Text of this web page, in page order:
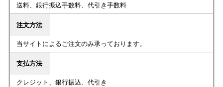
送料、銀行振込手数料、代引き手数料
注文方法
当サイトによるご注文のみ承っております。
支払方法
クレジット、銀行振込、代引き